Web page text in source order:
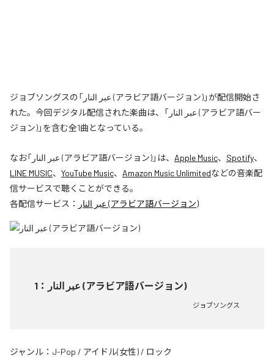
ジョブソングスの「عبر النار (アラビア語バージョン)」が配信開始さ
れた。今回デジタル配信された楽曲は、「عبر النار (アラビア語バー
ジョン)」を含む全1曲となっている。
なお「 عبر النار (アラビア語バージョン)」は、 Apple Music、 Spotify、
LINE MUSIC、 YouTube Music、 Amazon Music Unlimitedなどの音楽配
信サービスで聴くことができる。
各配信サービス：
عبر النار (アラビア語バージョン)
1 ： عبر النار (アラビア語バージョン)
ジョブソングス
ジャンル： J-Pop / アイドル(女性) / ロック